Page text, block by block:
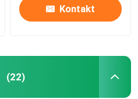
Kontakt
(22)